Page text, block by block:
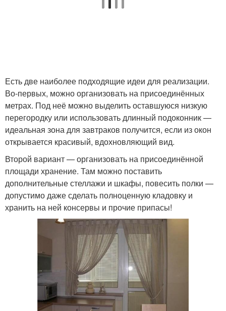
Есть две наиболее подходящие идеи для реализации.
Во-первых, можно организовать на присоединённых
метрах. Под неё можно выделить оставшуюся низкую
перегородку или использовать длинный подоконник —
идеальная зона для завтраков получится, если из окон
открывается красивый, вдохновляющий вид.
Второй вариант — организовать на присоединённой
площади хранение. Там можно поставить
дополнительные стеллажи и шкафы, повесить полки —
допустимо даже сделать полноценную кладовку и
хранить на ней консервы и прочие припасы!